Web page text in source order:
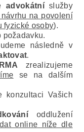
advokátníslužby
na povolení
fyzické osoby).
následně v
.
zrealizujeme
se na dalším
konzultaci Vašich
oddlužení
online níže dle